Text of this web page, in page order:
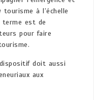
à l’échelle
terme est de
pour faire
doit aussi
aux